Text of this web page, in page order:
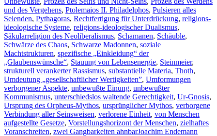
und des Vergehens, Ptolemaios II. Philadelphos, Pulsieren alles
Seienden, Pythagoras, Rechtfertigung für Unterdrückung, religions-
ideologische Systeme, religions-ideologischer Dualismus,
Säkularreligion des Neoliberalismus, Schamanen, Schäuble,
Schwärze des Chaos, Schwarze Madonnen, soziale
Machtstrukturen, spezifische „Einkleidung“ der
„Glaubenswünsche“, Stauung von Lebensenergie, Steinmeier,
strukturell verankerter Rassismus, substantielle Materia, Thoth,
Umdeutung „gesellschaftlicher Wertigkeiten”, Umformungen
verborgener Aspekte, unbewußte Einung, unbewußter
Kommunismus, unterschiedslos waltende Gerechtigkeit, Ur-Gnosis,
Ursprung des Orpheus-Mythos, ursprünglicher Mythos, verborgene
Verbindung aller Seinsweisen, verlorene Einheit, von Menschen
aufgestellte Gesetze, Vorstellungshorizont der Menschen, zielhaftes
Voranschreiten, zwei Gangbarkeiten ahnbarJoachim Endemann